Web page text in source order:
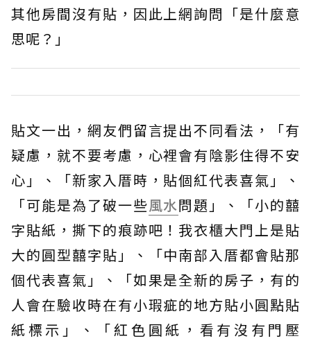
其他房間沒有貼，因此上網詢問「是什麼意
思呢？」
貼文一出，網友們留言提出不同看法，「有
疑慮，就不要考慮，心裡會有陰影住得不安
心」、「新家入厝時，貼個紅代表喜氣」、
「可能是為了破一些風水問題」、「小的囍
字貼紙，撕下的痕跡吧！我衣櫃大門上是貼
大的圓型囍字貼」、「中南部入厝都會貼那
個代表喜氣」、「如果是全新的房子，有的
人會在驗收時在有小瑕疵的地方貼小圓點貼
紙標示」、「紅色圓紙，看有沒有門壓